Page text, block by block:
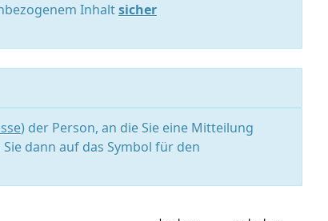
Inhaltsicher
) der Person, an die Sie eine Mitteilung
dann auf das Symbol für den